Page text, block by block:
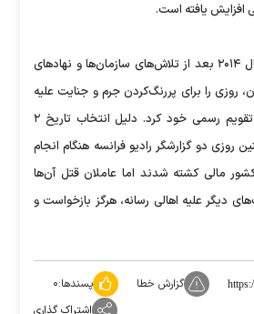
یافته است.
سازمان ملل متحد در سال ۲۰۱۴ بعد از تلاش‌های سازمان‌ها و نهادهای
روزی را برای پررنگ‌کردن جرم و جنایت ‌علیه
گزارش‌گران رسانه‌ای وارد تقویم رسمی خود کرد. دلیل انتخاب تاریخ ۲
روزی دو گزارشگر رادیو فرانسه هنگام انجام
مالی کشته شدند اما عاملان قتل آن‌ها
دیگر علیه اهالی رسانه، هرگز بازخواست و
گزارش خطا پسندها:۰
اشتراک گذاری